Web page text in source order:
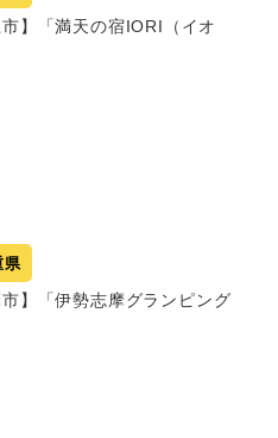
市】「満天の宿IORI（イオ
県
市】「伊勢志摩グランピング